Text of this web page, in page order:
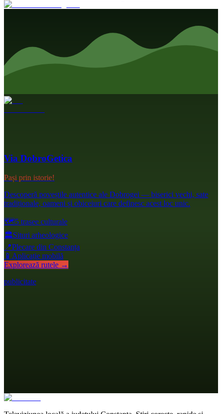
Via DobroGetica
Pași prin istorie!
Descoperă poveștile autentice ale Dobrogei — biserici vechi, sate
tradiționale, oameni și obiceiuri care definesc acest loc unic.
🗺️5 trasee culturale
🏛️Situri arheologice
📍Plecare din Constanța
📱 Aplicație mobilă
Explorează rutele →
publicitate